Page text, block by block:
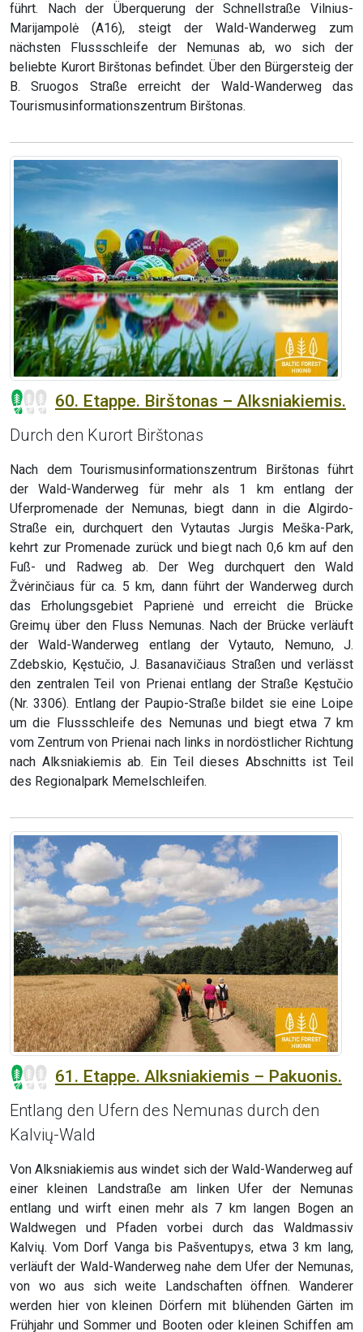
führt. Nach der Überquerung der Schnellstraße Vilnius-
Marijampolė (A16), steigt der Wald-Wanderweg zum
nächsten Flussschleife der Nemunas ab, wo sich der
beliebte Kurort Birštonas befindet. Über den Bürgersteig der
B. Sruogos Straße erreicht der Wald-Wanderweg das
Tourismusinformationszentrum Birštonas.
60. Etappe. Birštonas – Alksniakiemis.
Durch den Kurort Birštonas
Nach dem Tourismusinformationszentrum Birštonas führt
der Wald-Wanderweg für mehr als 1 km entlang der
Uferpromenade der Nemunas, biegt dann in die Algirdo-
Straße ein, durchquert den Vytautas Jurgis Meška-Park,
kehrt zur Promenade zurück und biegt nach 0,6 km auf den
Fuß- und Radweg ab. Der Weg durchquert den Wald
Žvėrinčiaus für ca. 5 km, dann führt der Wanderweg durch
das Erholungsgebiet Paprienė und erreicht die Brücke
Greimų über den Fluss Nemunas. Nach der Brücke verläuft
der Wald-Wanderweg entlang der Vytauto, Nemuno, J.
Zdebskio, Kęstučio, J. Basanavičiaus Straßen und verlässt
den zentralen Teil von Prienai entlang der Straße Kęstučio
(Nr. 3306). Entlang der Paupio-Straße bildet sie eine Loipe
um die Flussschleife des Nemunas und biegt etwa 7 km
vom Zentrum von Prienai nach links in nordöstlicher Richtung
nach Alksniakiemis ab. Ein Teil dieses Abschnitts ist Teil
des Regionalpark Memelschleifen.
61. Etappe. Alksniakiemis – Pakuonis.
Entlang den Ufern des Nemunas durch den
Kalvių-Wald
Von Alksniakiemis aus windet sich der Wald-Wanderweg auf
einer kleinen Landstraße am linken Ufer der Nemunas
entlang und wirft einen mehr als 7 km langen Bogen an
Waldwegen und Pfaden vorbei durch das Waldmassiv
Kalvių. Vom Dorf Vanga bis Pašventupys, etwa 3 km lang,
verläuft der Wald-Wanderweg nahe dem Ufer der Nemunas,
von wo aus sich weite Landschaften öffnen. Wanderer
werden hier von kleinen Dörfern mit blühenden Gärten im
Frühjahr und Sommer und Booten oder kleinen Schiffen am